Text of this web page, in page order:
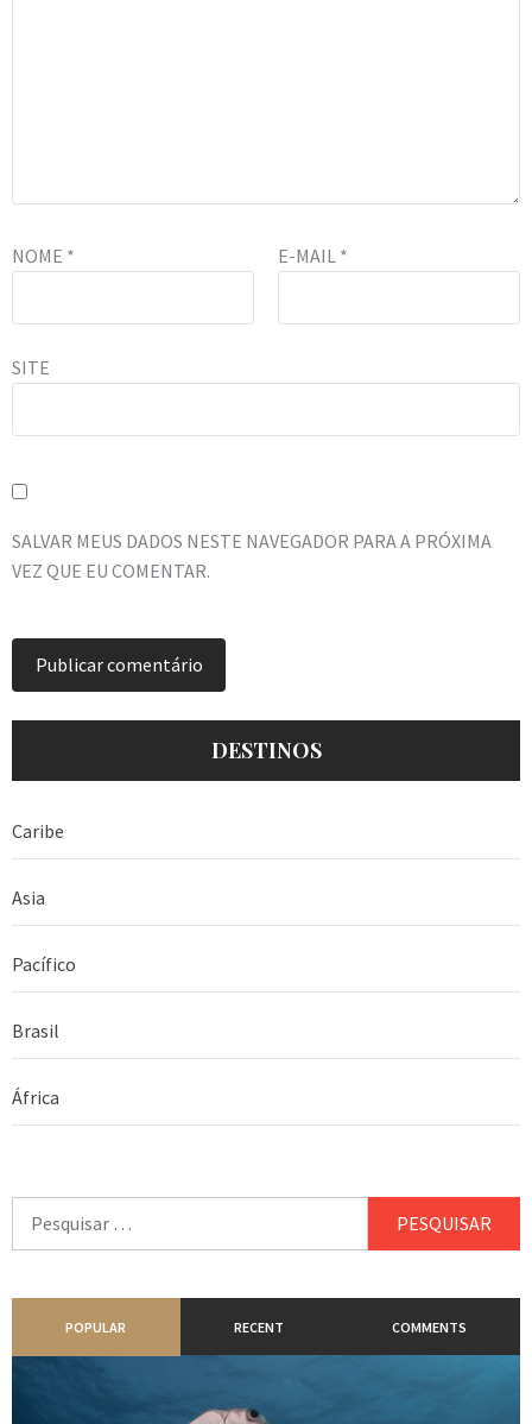
NOME * E-MAIL *
SITE
SALVAR MEUS DADOS NESTE NAVEGADOR PARA A PRÓXIMA
VEZ QUE EU COMENTAR.
DESTINOS
Caribe
Asia
Pacífico
Brasil
África
POPULAR RECENT COMMENTS